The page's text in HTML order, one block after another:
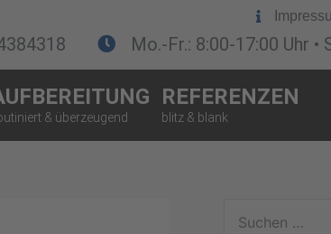
Mo.-Fr.: 8:00-17:00 Uhr •
REFERENZEN